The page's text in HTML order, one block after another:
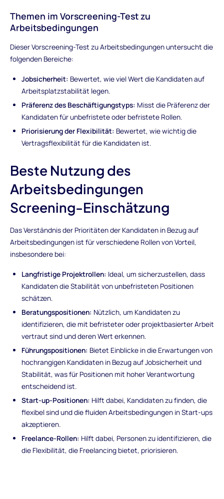
Themen im Vorscreening-Test zu
Arbeitsbedingungen
Dieser Vorscreening-Test zu Arbeitsbedingungen untersucht die
folgenden Bereiche:
Jobsicherheit: Bewertet, wie viel Wert die Kandidaten auf
Arbeitsplatzstabilität legen.
Präferenz des Beschäftigungstyps: Misst die Präferenz der
Kandidaten für unbefristete oder befristete Rollen.
Priorisierung der Flexibilität: Bewertet, wie wichtig die
Vertragsflexibilität für die Kandidaten ist.
Beste Nutzung des
Arbeitsbedingungen
Screening-Einschätzung
Das Verständnis der Prioritäten der Kandidaten in Bezug auf
Arbeitsbedingungen ist für verschiedene Rollen von Vorteil,
insbesondere bei:
Langfristige Projektrollen: Ideal, um sicherzustellen, dass
Kandidaten die Stabilität von unbefristeten Positionen
schätzen.
Beratungspositionen: Nützlich, um Kandidaten zu
identifizieren, die mit befristeter oder projektbasierter Arbeit
vertraut sind und deren Wert erkennen.
Führungspositionen: Bietet Einblicke in die Erwartungen von
hochrangigen Kandidaten in Bezug auf Jobsicherheit und
Stabilität, was für Positionen mit hoher Verantwortung
entscheidend ist.
Start-up-Positionen: Hilft dabei, Kandidaten zu finden, die
flexibel sind und die fluiden Arbeitsbedingungen in Start-ups
akzeptieren.
Freelance-Rollen: Hilft dabei, Personen zu identifizieren, die
die Flexibilität, die Freelancing bietet, priorisieren.